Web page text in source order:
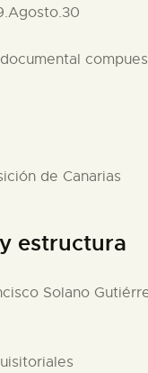
de Canarias
estructura
Solano